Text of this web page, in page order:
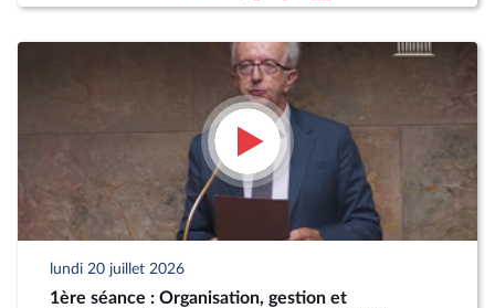
lundi 20 juillet 2026
1ère séance : Organisation, gestion et